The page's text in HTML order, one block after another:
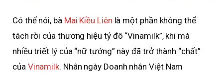
Có thể nói, bà Mai Kiều Liên là một phần không thể
tách rời của thương hiệu tỷ đô “Vinamilk”, khi mà
nhiều triết lý của “nữ tướng” này đã trở thành “chất”
của Vinamilk. Nhân ngày Doanh nhân Việt Nam